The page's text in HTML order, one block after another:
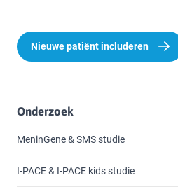
Nieuwe patiënt includeren
Onderzoek
MeninGene & SMS studie
I-PACE & I-PACE kids studie